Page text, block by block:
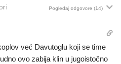
Pogledaj odgovore (14)
već Davutoglu koji se time
ovo zabija klin u jugoistočno